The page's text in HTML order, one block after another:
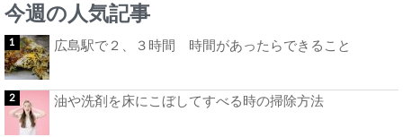
今週の人気記事
広島駅で２、３時間 時間があったらできること
油や洗剤を床にこぼしてすべる時の掃除方法